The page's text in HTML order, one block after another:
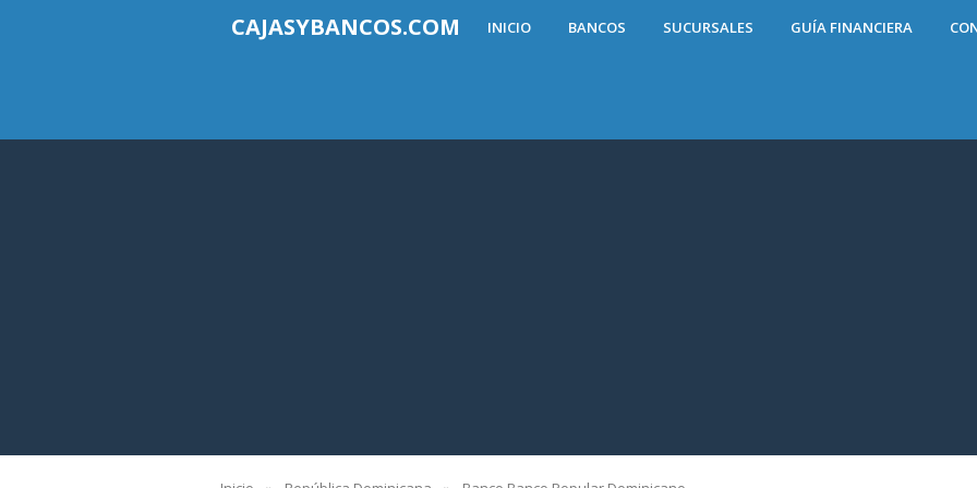
CAJASYBANCOS.COM INICIO BANCOS SUCURSALES GUÍA FINANCIERA